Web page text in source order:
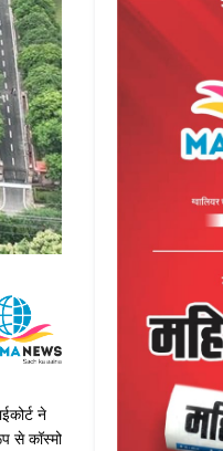
ने
से कॉस्मो